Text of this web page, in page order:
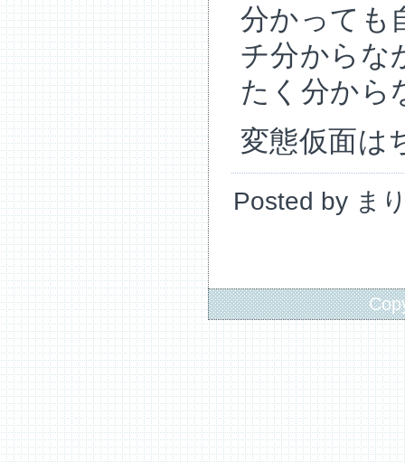
分かっても
チ分から
たく分から
変態仮面は
Posted by ま